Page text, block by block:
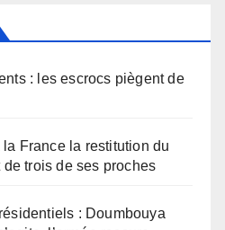
: les escrocs piègent de
France la restitution du
trois de ses proches
: Doumbouya